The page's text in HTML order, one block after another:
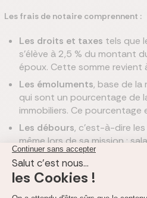
Les frais de notaire comprennent :
Les droits et taxes tels que
s’élève à 2,5 % du montant
époux. Cette somme revient
Les émoluments, base de la
qui sont un pourcentage de
immobiliers. Ce
Les débours, c’est-à-dire
même lors de sa mission :
Lorsqu’un ou plusieurs biens
émoluments du notaire sont
sur la valeur brute des biens à
TVA. Voici un tableau récapitulatif